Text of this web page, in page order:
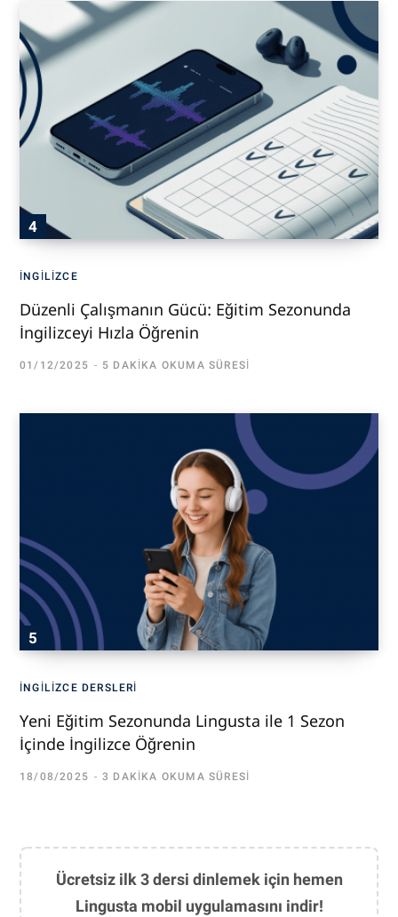
İNGILIZCE
Düzenli Çalışmanın Gücü: Eğitim Sezonunda
İngilizceyi Hızla Öğrenin
01/12/2025 5 DAKIKA OKUMA SÜRESI
İNGILIZCE DERSLERI
Yeni Eğitim Sezonunda Lingusta ile 1 Sezon
İçinde İngilizce Öğrenin
18/08/2025 3 DAKIKA OKUMA SÜRESI
Ücretsiz ilk 3 dersi dinlemek için hemen
Lingusta mobil uygulamasını indir!